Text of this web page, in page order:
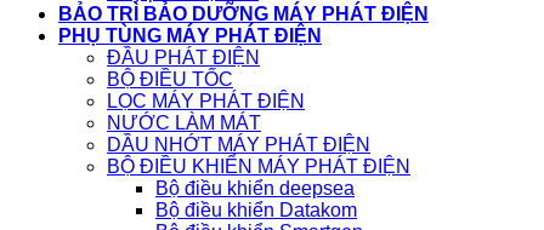
BẢO TRÌ BẢO DƯỠNG MÁY PHÁT ĐIỆN
PHỤ TÙNG MÁY PHÁT ĐIỆN
ĐẦU PHÁT ĐIỆN
BỘ ĐIỀU TỐC
LỌC MÁY PHÁT ĐIỆN
NƯỚC LÀM MÁT
DẦU NHỚT MÁY PHÁT ĐIỆN
BỘ ĐIỀU KHIỂN MÁY PHÁT ĐIỆN
Bộ điều khiển deepsea
Bộ điều khiển Datakom